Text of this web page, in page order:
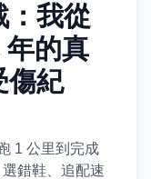
：我從
年的真
傷紀
1 公里到完成
錯鞋、追配速